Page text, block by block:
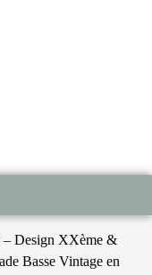
– Design XXème &
Basse Vintage en